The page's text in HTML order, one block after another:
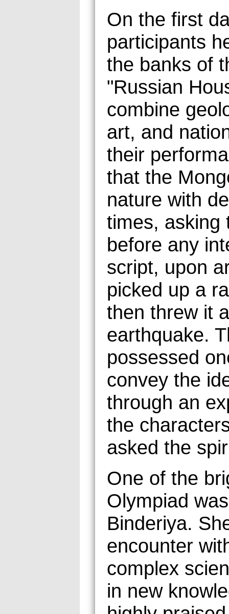
On the first
participants
the banks of
"Russian
combine
art, and
their
that the
nature with
times, asking
before any
script, upon
picked up a
then threw it
earthquake.
possessed
convey the
through an
the
asked the
One of the
Olympiad
Binderiya.
encounter
complex
in new